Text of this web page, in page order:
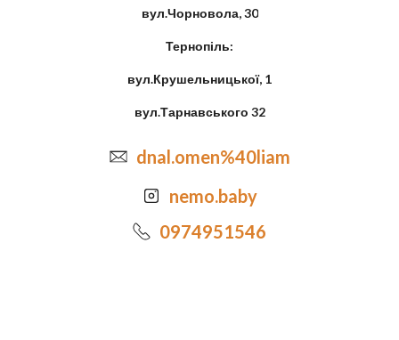
вул.Чорновола, 30
Тернопіль:
вул.Крушельницької, 1
вул.Тарнавського 32
dnal.omen%40liam
nemo.baby
0974951546